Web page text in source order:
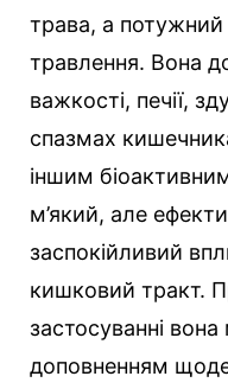
трава, а потужний
травлення. Вона
важкості, печії,
спазмах
іншим
м’який, але
заспокійливий
кишковий тракт.
застосуванні
доповненням